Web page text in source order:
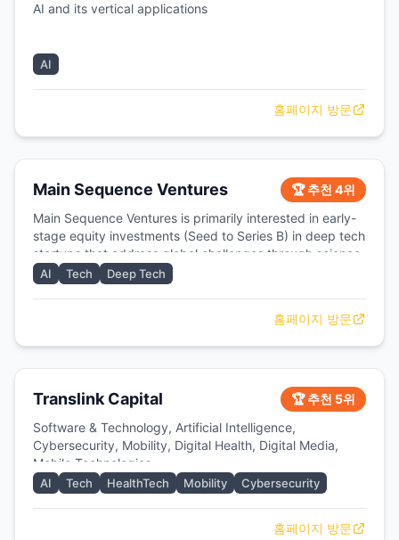
AI and its vertical applications
AI
홈페이지 방문
Main Sequence Ventures
🏆 추천 4위
Main Sequence Ventures is primarily interested in early-
stage equity investments (Seed to Series B) in deep tech
startups that address global challenges through science
and advanced technology
AI Tech Deep Tech
홈페이지 방문
Translink Capital
🏆 추천 5위
Software & Technology, Artificial Intelligence,
Cybersecurity, Mobility, Digital Health, Digital Media,
Mobile Technologies
AI Tech HealthTech Mobility Cybersecurity
홈페이지 방문